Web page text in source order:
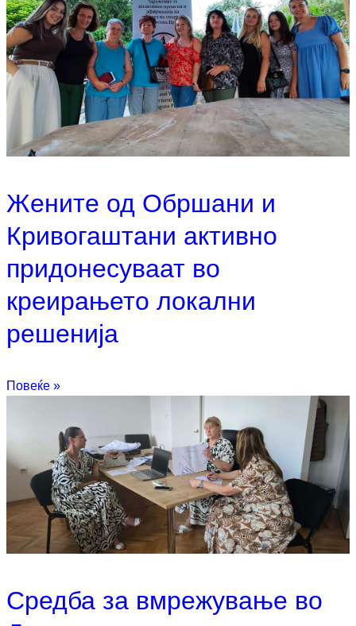
Жените од Обршани и
Кривогаштани активно
придонесуваат во
креирањето локални
решенија
Повеќе »
Средба за вмрежување во